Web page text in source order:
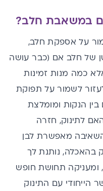
במשאבת חלב?
על אספקת חלב,
של חלב אם (כבר עושה
כמה מנות זמינות
לשמור על תפוקת
הנקות ומומלצת
לתינוק, חזרה
השאיבה מאפשרת לבן
בהאכלה, נותנת לך
ומעניקה תחושת חופש
הייחודי עם התינוק